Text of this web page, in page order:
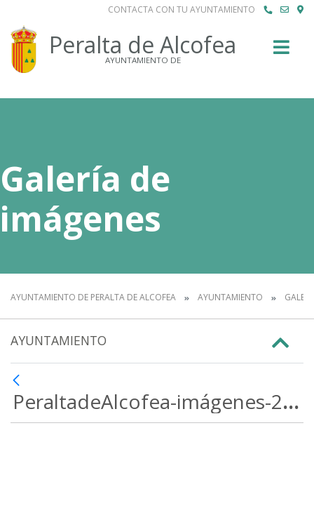
CONTACTA CON TU AYUNTAMIENTO
Peralta de Alcofea
AYUNTAMIENTO DE
Galería de
imágenes
AYUNTAMIENTO DE PERALTA DE ALCOFEA AYUNTAMIENTO
AYUNTAMIENTO
PeraltadeAlcofea-imágenes-2021